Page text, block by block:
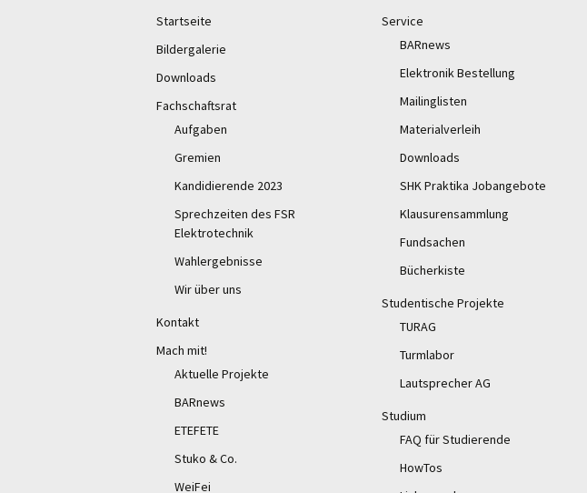
Startseite
Bildergalerie
Downloads
Fachschaftsrat
Aufgaben
Gremien
Kandidierende 2023
Sprechzeiten des FSR
Elektrotechnik
Wahlergebnisse
Wir über uns
Kontakt
Mach mit!
Aktuelle Projekte
BARnews
ETEFETE
Stuko & Co.
WeiFei
Service
BARnews
Elektronik Bestellung
Mailinglisten
Materialverleih
Downloads
SHK Praktika Jobangebote
Klausurensammlung
Fundsachen
Bücherkiste
Studentische Projekte
TURAG
Turmlabor
Lautsprecher AG
Studium
FAQ für Studierende
HowTos